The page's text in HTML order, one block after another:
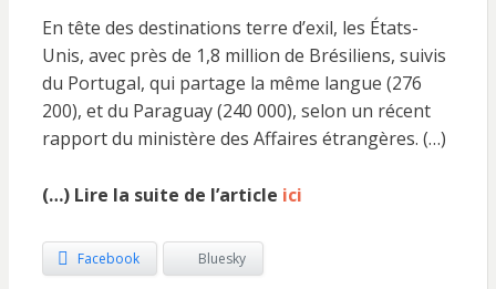
En tête des destinations terre d’exil, les États-
Unis, avec près de 1,8 million de Brésiliens, suivis
du Portugal, qui partage la même langue (276
200), et du Paraguay (240 000), selon un récent
rapport du ministère des Affaires étrangères. (…)
(…) Lire la suite de l’article ici
Facebook Bluesky